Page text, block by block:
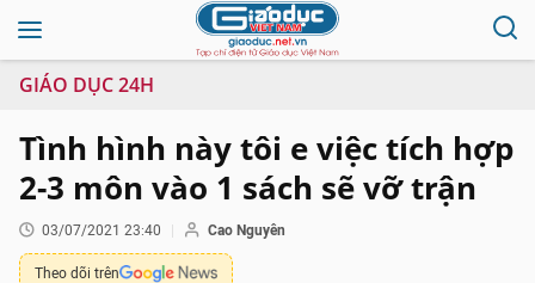
GIÁO DỤC 24H
Tình hình này tôi e việc tích hợp
2-3 môn vào 1 sách sẽ vỡ trận
03/07/2021 23:40 Cao Nguyên
Theo dõi trên